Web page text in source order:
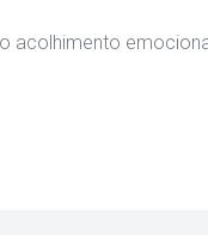
acolhimento